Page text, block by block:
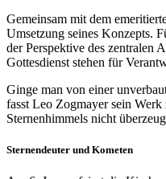
Gemeinsam mit dem
Umsetzung seines Konzepts.
der Perspektive des zentralen
Gottesdienst stehen für
Ginge man von einer
fasst Leo Zogmayer sein
Sternenhimmels nicht
Sternendeuter und Kometen